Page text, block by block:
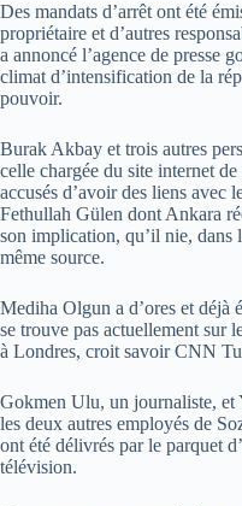
Des mandats d’arrêt ont été
propriétaire et d’autres
a annoncé l’agence de presse
climat d’intensification de la
pouvoir.
Burak Akbay et trois autres
celle chargée du site internet
accusés d’avoir des liens avec
Fethullah Gülen dont Ankara
son implication, qu’il nie, dans
même source.
Mediha Olgun a d’ores et déjà
se trouve pas actuellement sur
à Londres, croit savoir CNN
Gokmen Ulu, un journaliste, et
les deux autres employés de
ont été délivrés par le parquet
télévision.